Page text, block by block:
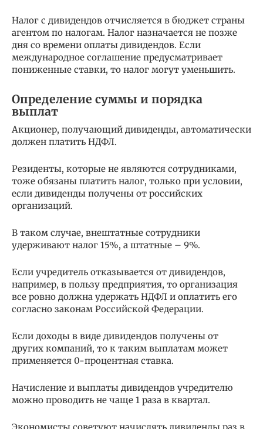
Налог с дивидендов отчисляется в бюджет страны
агентом по налогам. Налог назначается не позже
дня со времени оплаты дивидендов. Если
международное соглашение предусматривает
пониженные ставки, то налог могут уменьшить.
Определение суммы и порядка
выплат
Акционер, получающий дивиденды, автоматически
должен платить НДФЛ.
Резиденты, которые не являются сотрудниками,
тоже обязаны платить налог, только при условии,
если дивиденды получены от российских
организаций.
В таком случае, внештатные сотрудники
удерживают налог 15%, а штатные – 9%.
Если учредитель отказывается от дивидендов,
например, в пользу предприятия, то организация
все ровно должна удержать НДФЛ и оплатить его
согласно законам Российской Федерации.
Если доходы в виде дивидендов получены от
других компаний, то к таким выплатам может
применяется 0-процентная ставка.
Начисление и выплаты дивидендов учредителю
можно проводить не чаще 1 раза в квартал.